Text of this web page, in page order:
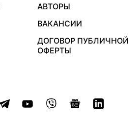
АВТОРЫ
ВАКАНСИИ
ДОГОВОР ПУБЛИЧНОЙ
ОФЕРТЫ